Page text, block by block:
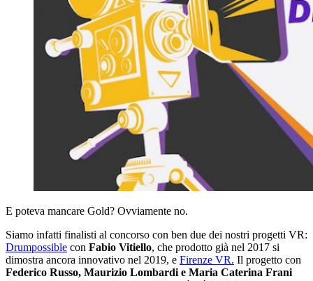
E poteva mancare Gold? Ovviamente no.
Siamo infatti finalisti al concorso con ben due dei nostri progetti VR:
Drumpossible con Fabio Vitiello, che prodotto già nel 2017 si
dimostra ancora innovativo nel 2019, e Firenze VR. Il progetto con
Federico Russo, Maurizio Lombardi e Maria Caterina Frani